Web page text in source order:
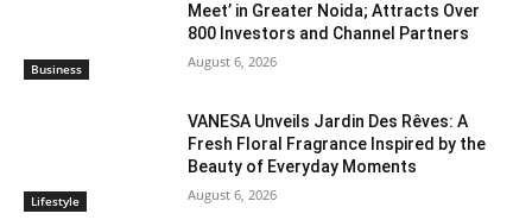
Business
Meet’ in Greater Noida; Attracts Over
800 Investors and Channel Partners
August 6, 2026
Lifestyle
VANESA Unveils Jardin Des Rêves: A
Fresh Floral Fragrance Inspired by the
Beauty of Everyday Moments
August 6, 2026